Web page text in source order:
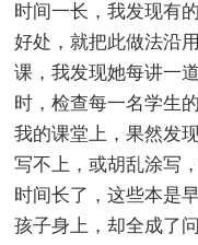
时间一长，我发现有
好处，就把此做法沿
课，我发现她每讲一
时，检查每一名学生
我的课堂上，果然发
写不上，或胡乱涂写
时间长了，这些本是
孩子身上，却全成了